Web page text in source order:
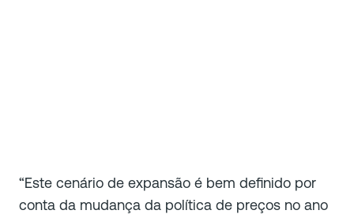
“Este cenário de expansão é bem definido por
conta da mudança da política de preços no ano